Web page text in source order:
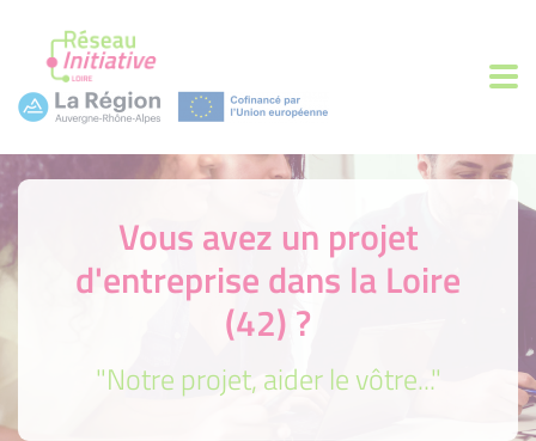
Vous avez un projet
d'entreprise dans la Loire
(42) ?
"Notre projet, aider le vôtre..."